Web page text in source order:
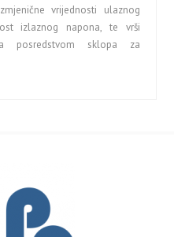
vrijednosti ulaznog
izlaznog napona, te vrši
posredstvom sklopa za